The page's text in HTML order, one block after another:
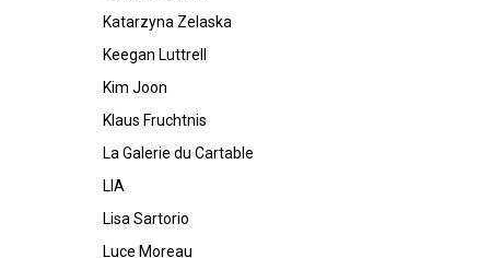
Katarzyna Zelaska
Keegan Luttrell
Kim Joon
Klaus Fruchtnis
La Galerie du Cartable
LIA
Lisa Sartorio
Luce Moreau